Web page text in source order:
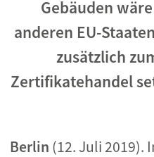
Gebäuden
anderen EU-
zusätzlich
Zertifikatehandel
Berlin (12. Juli 2019).